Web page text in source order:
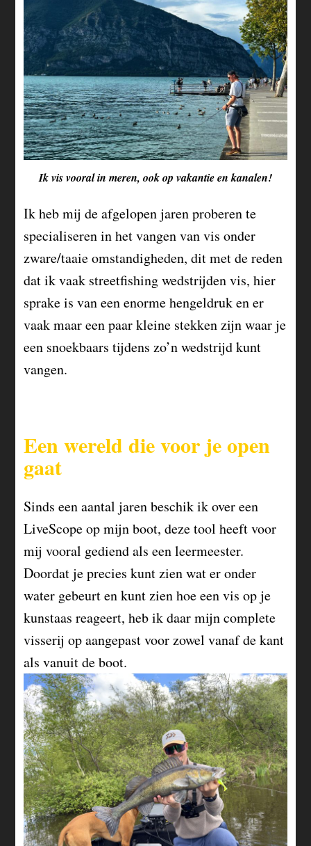
Ik vis vooral in meren, ook op vakantie en kanalen!
Ik heb mij de afgelopen jaren proberen te
specialiseren in het vangen van vis onder
zware/taaie omstandigheden, dit met de reden
dat ik vaak streetfishing wedstrijden vis, hier
sprake is van een enorme hengeldruk en er
vaak maar een paar kleine stekken zijn waar je
een snoekbaars tijdens zo’n wedstrijd kunt
vangen.
Een wereld die voor je open
gaat
Sinds een aantal jaren beschik ik over een
LiveScope op mijn boot, deze tool heeft voor
mij vooral gediend als een leermeester.
Doordat je precies kunt zien wat er onder
water gebeurt en kunt zien hoe een vis op je
kunstaas reageert, heb ik daar mijn complete
visserij op aangepast voor zowel vanaf de kant
als vanuit de boot.